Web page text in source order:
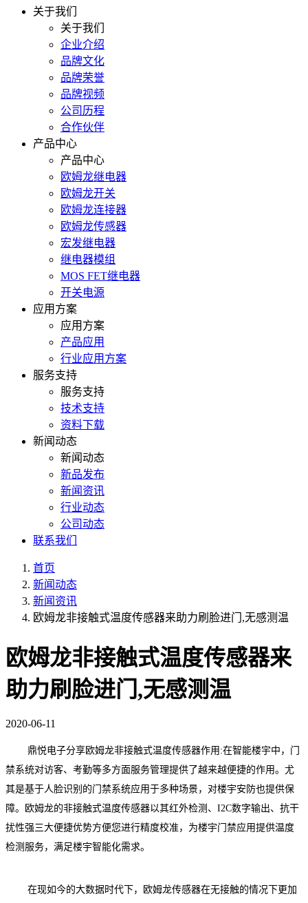
关于我们
关于我们
企业介绍
品牌文化
品牌荣誉
品牌视频
公司历程
合作伙伴
产品中心
产品中心
欧姆龙继电器
欧姆龙开关
欧姆龙连接器
欧姆龙传感器
宏发继电器
继电器模组
MOS FET继电器
开关电源
应用方案
应用方案
产品应用
行业应用方案
服务支持
服务支持
技术支持
资料下载
新闻动态
新闻动态
新品发布
新闻资讯
行业动态
公司动态
联系我们
首页
新闻动态
新闻资讯
欧姆龙非接触式温度传感器来助力刷脸进门,无感测温
欧姆龙非接触式温度传感器来
助力刷脸进门,无感测温
2020-06-11
鼎悦电子分享欧姆龙非接触式温度传感器作用:在智能楼宇中，门
禁系统对访客、考勤等多方面服务管理提供了越来越便捷的作用。尤
其是基于人脸识别的门禁系统应用于多种场景，对楼宇安防也提供保
障。欧姆龙的非接触式温度传感器以其红外检测、 I2C数字输出、抗干
扰性强三大便捷优势方便您进行精度校准，为楼宇门禁应用提供温度
检测服务，满足楼宇智能化需求。
在现如今的大数据时代下，欧姆龙传感器在无接触的情况下更加